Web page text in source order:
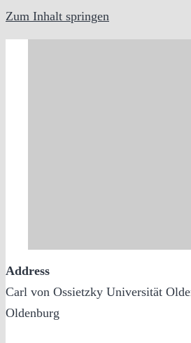
Zum Inhalt springen
Address
Carl von Ossietzky Universität
Oldenburg